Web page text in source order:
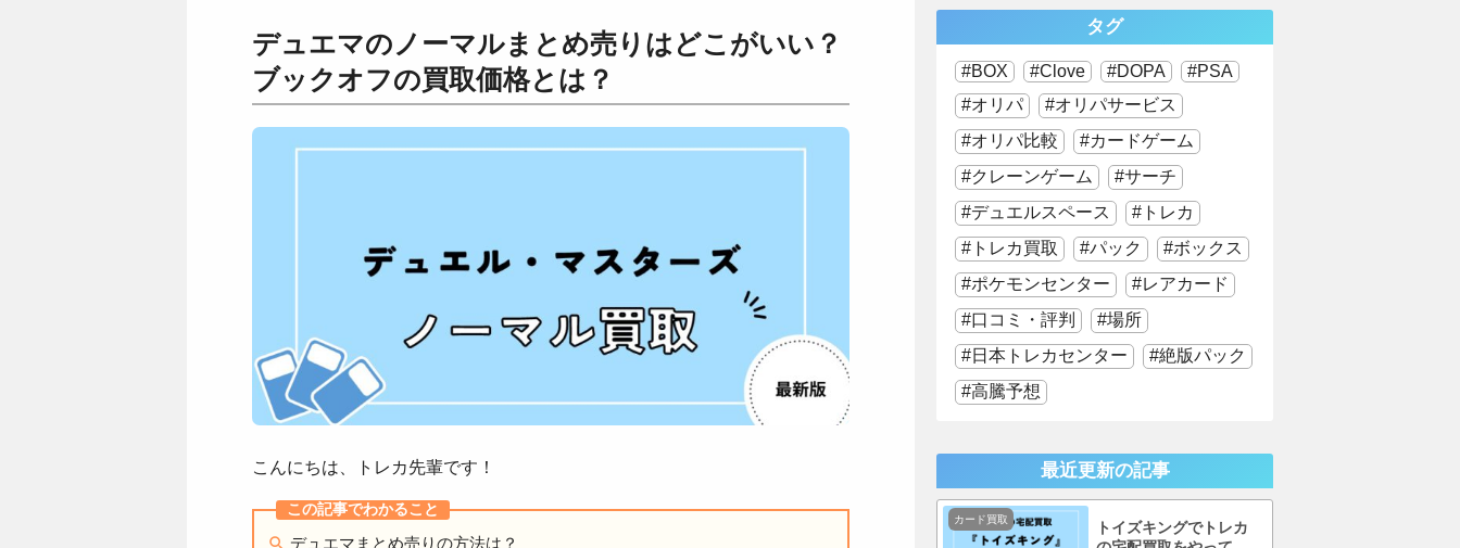
デュエマのノーマルまとめ売りはどこがいい？
ブックオフの買取価格とは？
こんにちは、トレカ先輩です！
デュエマまとめ売りの方法は？
タグ
BOX Clove DOPA
PSA
オリパ
オリパサービス
オリパ比較
カードゲーム
クレーンゲーム
サーチ
デュエルスペース
トレカ
トレカ買取
パック
ボックス
ポケモンセンター
レアカード
口コミ・評判
場所
日本トレカセンター
絶版パック
高騰予想
最近更新の記事
トイズキングでトレカ
カード買取